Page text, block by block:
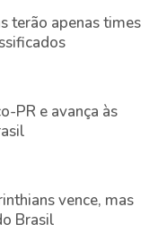
terão apenas times
PR e avança às
vence, mas
Brasil